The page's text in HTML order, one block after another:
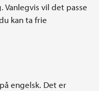
Vanlegvis vil det passe
kan ta frie
engelsk. Det er